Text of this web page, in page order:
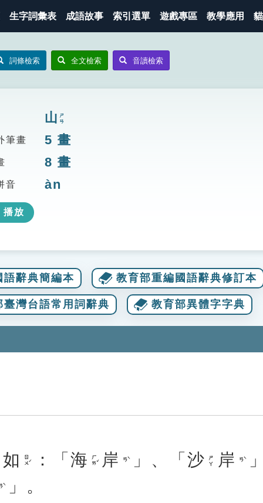
生字詞彙表 成語故事 索引選單 遊戲專區 教學應用
詞條檢索 全文檢索 音讀檢索
山 ㄕㄢ
筆畫 5 畫
8 畫
音 àn
播放
語辭典簡編本 教育部重編國語辭典修訂本
臺灣台語常用詞辭典 教育部異體字字典
如 ㄖㄨˊ ：「 海 ㄏㄞˇ 岸 ㄢˋ 」、「 沙 ㄕㄚ 岸 ㄢˋ
ˋ
」。